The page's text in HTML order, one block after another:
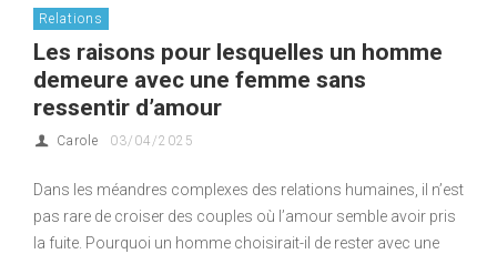
Relations
Les raisons pour lesquelles un homme
demeure avec une femme sans
ressentir d’amour
Carole 03/04/2025
Dans les méandres complexes des relations humaines, il n’est
pas rare de croiser des couples où l’amour semble avoir pris
la fuite. Pourquoi un homme choisirait-il de rester avec une